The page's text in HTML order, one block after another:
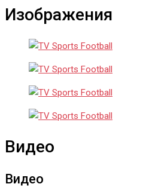
Изображения
Видео
Видео